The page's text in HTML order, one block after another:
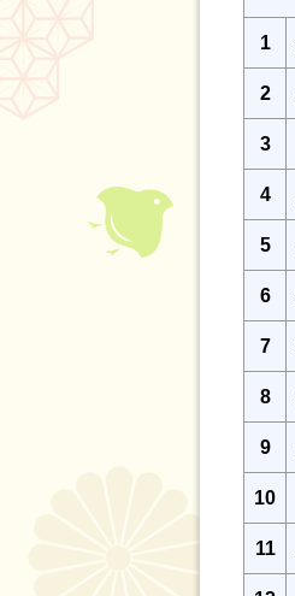
1
2
3
4
5
6
7
8
9
10
11